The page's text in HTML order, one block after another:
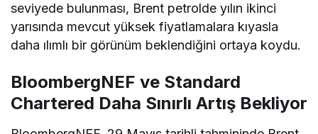
seviyede bulunması, Brent petrolde yılın ikinci
yarısında mevcut yüksek fiyatlamalara kıyasla
daha ılımlı bir görünüm beklendiğini ortaya koydu.
BloombergNEF ve Standard
Chartered Daha Sınırlı Artış Bekliyor